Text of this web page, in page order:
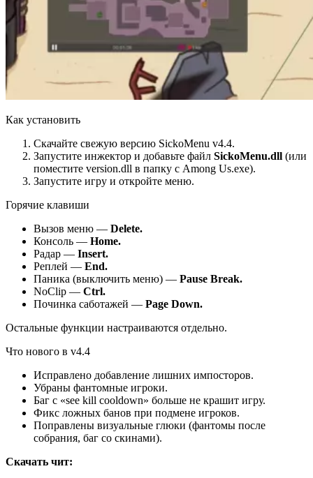
Как установить
Скачайте свежую версию SickoMenu v4.4.
Запустите инжектор и добавьте файл SickoMenu.dll (или
поместите version.dll в папку с Among Us.exe).
Запустите игру и откройте меню.
Горячие клавиши
Вызов меню — Delete.
Консоль — Home.
Радар — Insert.
Реплей — End.
Паника (выключить меню) — Pause Break.
NoClip — Ctrl.
Починка саботажей — Page Down.
Остальные функции настраиваются отдельно.
Что нового в v4.4
Исправлено добавление лишних импосторов.
Убраны фантомные игроки.
Баг с «see kill cooldown» больше не крашит игру.
Фикс ложных банов при подмене игроков.
Поправлены визуальные глюки (фантомы после
собрания, баг со скинами).
Скачать чит: